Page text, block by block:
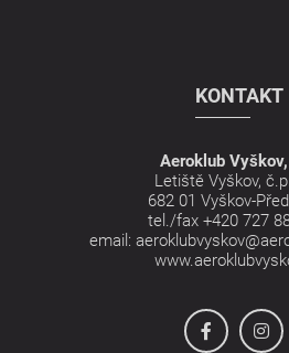
KONTAKT
Aeroklub
Letiště Vyškov,
682 01 Vyškov-
tel./fax +420 727
email: